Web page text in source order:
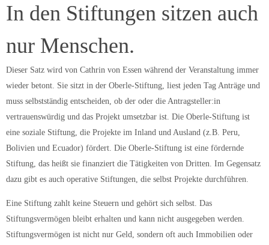
In den Stiftungen sitzen auch
nur Menschen.
Dieser Satz wird von Cathrin von Essen während der Veranstaltung immer
wieder betont. Sie sitzt in der Oberle-Stiftung, liest jeden Tag Anträge und
muss selbstständig entscheiden, ob der oder die Antragsteller:in
vertrauenswürdig und das Projekt umsetzbar ist. Die Oberle-Stiftung ist
eine soziale Stiftung, die Projekte im Inland und Ausland (z.B. Peru,
Bolivien und Ecuador) fördert. Die Oberle-Stiftung ist eine fördernde
Stiftung, das heißt sie finanziert die Tätigkeiten von Dritten. Im Gegensatz
dazu gibt es auch operative Stiftungen, die selbst Projekte durchführen.
Eine Stiftung zahlt keine Steuern und gehört sich selbst. Das
Stiftungsvermögen bleibt erhalten und kann nicht ausgegeben werden.
Stiftungsvermögen ist nicht nur Geld, sondern oft auch Immobilien oder